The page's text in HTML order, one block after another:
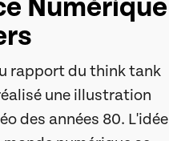
Numérique
rapport du think tank
une illustration
des années 80. L'idée